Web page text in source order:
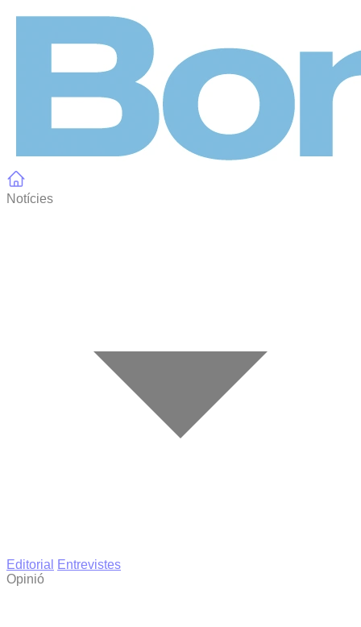
Notícies
Editorial
Entrevistes
Opinió